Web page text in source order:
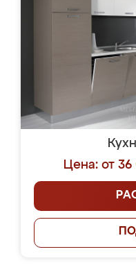
Цена: от